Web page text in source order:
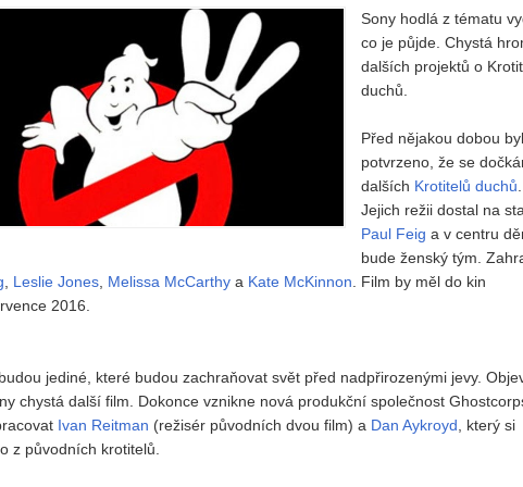
Sony hodlá z tématu
co je půjde. Chystá
dalších projektů o
duchů.
Před nějakou dobou
potvrzeno, že se
dalších Krotitelů duchů
Jejich režii dostal na
Paul Feig a v centru
bude ženský tým.
Leslie Jones Melissa McCarthy a Kate McKinnon . Film by měl do kin
2016.
jediné, které budou zachraňovat svět před nadpřirozenými jevy.
chystá další film. Dokonce vznikne nová produkční společnost
Ivan Reitman (režisér původních dvou film) a Dan Aykroyd , který si
z původních krotitelů.